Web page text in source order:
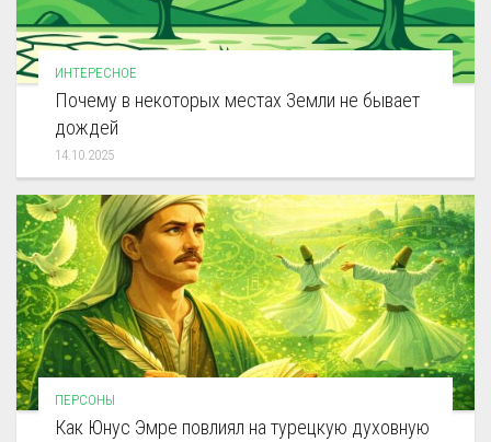
ИНТЕРЕСНОЕ
Почему в некоторых местах Земли не бывает
дождей
14.10.2025
ПЕРСОНЫ
Как Юнус Эмре повлиял на турецкую духовную